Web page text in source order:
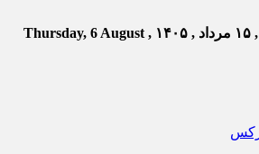
Thursday, 6 August ,